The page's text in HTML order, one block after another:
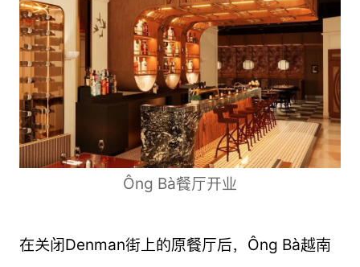
Ông Bà餐厅开业
在关闭Denman街上的原餐厅后，Ông Bà越南